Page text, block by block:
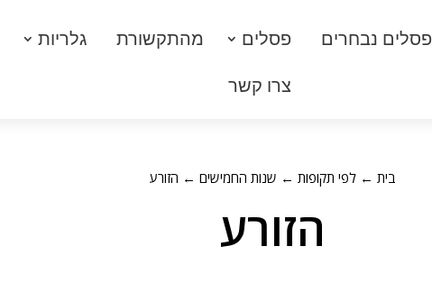
פסלים נבחרים פסלים מהתקשורת גלריות
צרו קשר
בית ←לפי תקופות ← שנות החמישים ← הזורע
הזורע